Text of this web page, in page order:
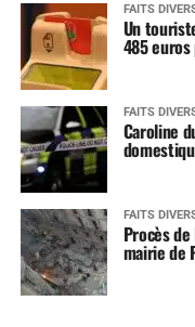
FAITS
Un
485
FAITS
Caroline
FAITS
Procès
mairie de